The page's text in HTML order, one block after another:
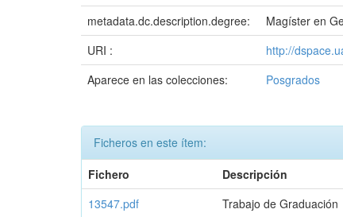
metadata.dc.description.degree:
Magíster en
URI :
http://
Aparece en las colecciones:
Posgrados
Ficheros en este ítem:
Fichero
Descripción
13547.pdf
Trabajo de Graduación